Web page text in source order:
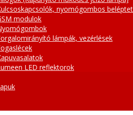
nyomógombos
modulok
lámpák, vezérlések
LED reflektorok